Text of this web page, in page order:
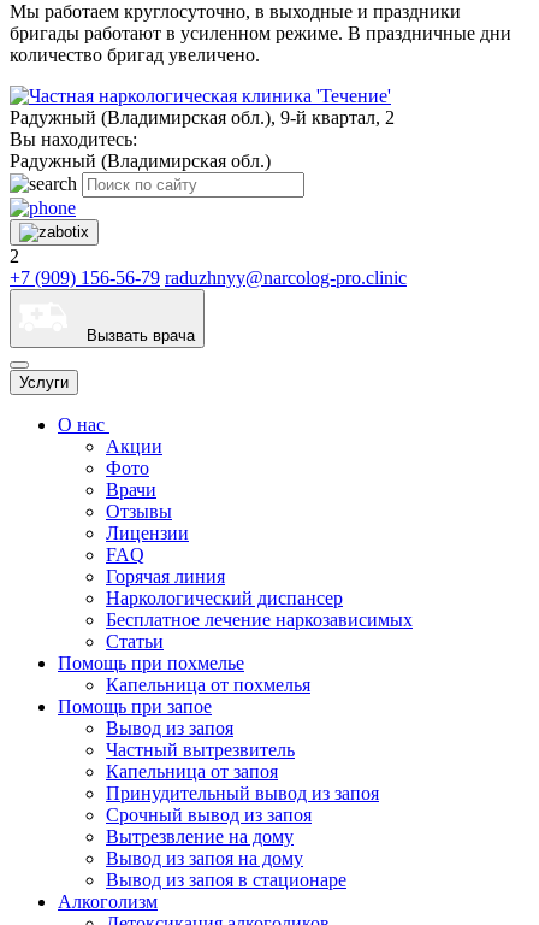
Мы работаем круглосуточно, в выходные и праздники
бригады работают в усиленном режиме. В праздничные дни
количество бригад увеличено.
Радужный (Владимирская обл.), 9-й квартал, 2
Вы находитесь:
Радужный (Владимирская обл.)
2
+7 (909) 156-56-79 raduzhnyy@narcolog-pro.clinic
Вызвать врача
Услуги
О нас
Акции
Фото
Врачи
Отзывы
Лицензии
FAQ
Горячая линия
Наркологический диспансер
Бесплатное лечение наркозависимых
Статьи
Помощь при похмелье
Капельница от похмелья
Помощь при запое
Вывод из запоя
Частный вытрезвитель
Капельница от запоя
Принудительный вывод из запоя
Срочный вывод из запоя
Вытрезвление на дому
Вывод из запоя на дому
Вывод из запоя в стационаре
Алкоголизм